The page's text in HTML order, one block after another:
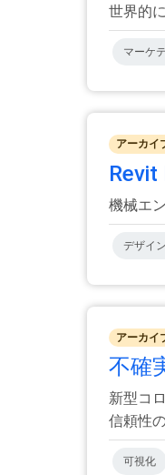
世界的
マーケ
アーカイ
機械エ
デザイ
アーカイ
不確
新型コ
信頼性
可視化